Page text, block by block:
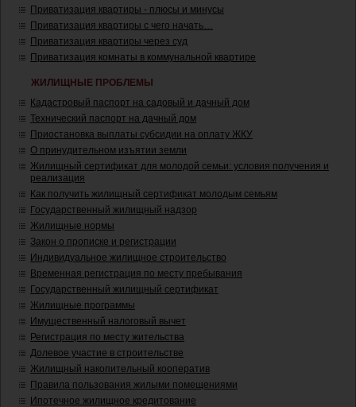
Приватизация квартиры - плюсы и минусы
Приватизация квартиры с чего начать…
Приватизация квартиры через суд
Приватизация комнаты в коммунальной квартире
ЖИЛИЩНЫЕ ПРОБЛЕМЫ
Кадастровый паспорт на садовый и дачный дом
Технический паспорт на дачный дом
Приостановка выплаты субсидии на оплату ЖКУ
О принудительном изъятии земли
Жилищный сертификат для молодой семьи: условия получения и
реализация
Как получить жилищный сертификат молодым семьям
Государственный жилищный надзор
Жилищные нормы
Закон о прописке и регистрации
Индивидуальное жилищное строительство
Временная регистрация по месту пребывания
Государственный жилищный сертификат
Жилищные программы
Имущественный налоговый вычет
Регистрация по месту жительства
Долевое участие в строительстве
Жилищный накопительный кооператив
Правила пользования жилыми помещениями
Ипотечное жилищное кредитование